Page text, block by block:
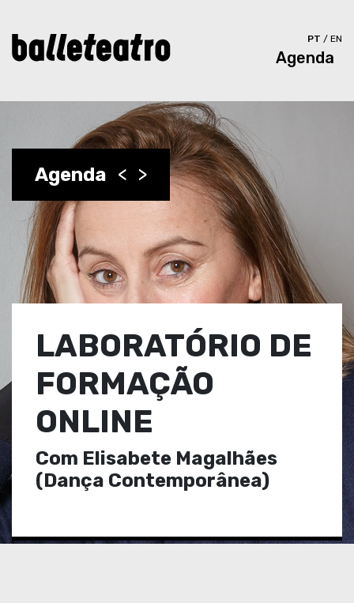
PT / EN
Agenda
Agenda < >
LABORATÓRIO DE
FORMAÇÃO
ONLINE
Com Elisabete Magalhães
(Dança Contemporânea)